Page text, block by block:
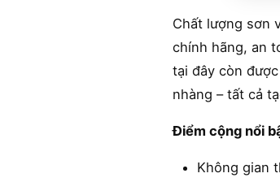
Chất lượng sơn
chính hãng, an
tại đây còn
nhàng – tất cả
Điểm cộng nổi
Không gian